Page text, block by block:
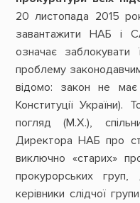
20 листопада 2015
завантажити НАБ і
означає заблокувати
проблему
відомо: закон не
Конституції України).
погляд (М.Х.),
Директора НАБ про
виключно «старих»
прокурорських
керівники слідчої